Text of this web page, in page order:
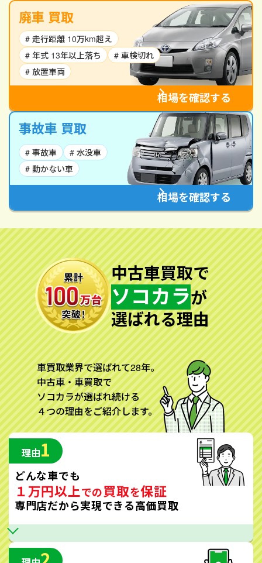
廃車 買取
# 走行距離 10万km超え
# 年式 13年以上落ち
# 車検切れ
# 放置車両
相場を確認する
事故車 買取
# 事故車
# 水没車
# 動かない車
相場を確認する
中古車買取で
ソコカラが
選ばれる理由
車買取業界で選ばれて28年。
中古車・車買取で
ソコカラが選ばれ続ける
４つの理由をご紹介します。
理由1
どんな車でも
１万円以上での買取を保証
専門店だから実現できる高価買取